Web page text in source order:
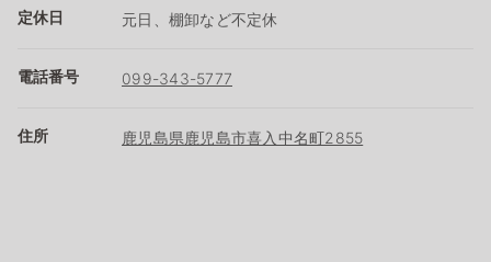
定休日 元日、棚卸など不定休
電話番号 099-343-5777
住所 鹿児島県鹿児島市喜入中名町2855